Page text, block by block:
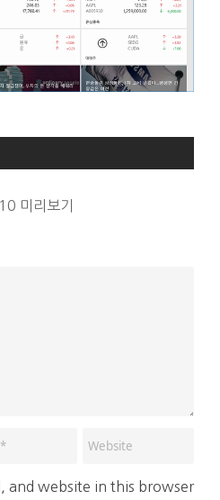
미리보기
and website in this browser